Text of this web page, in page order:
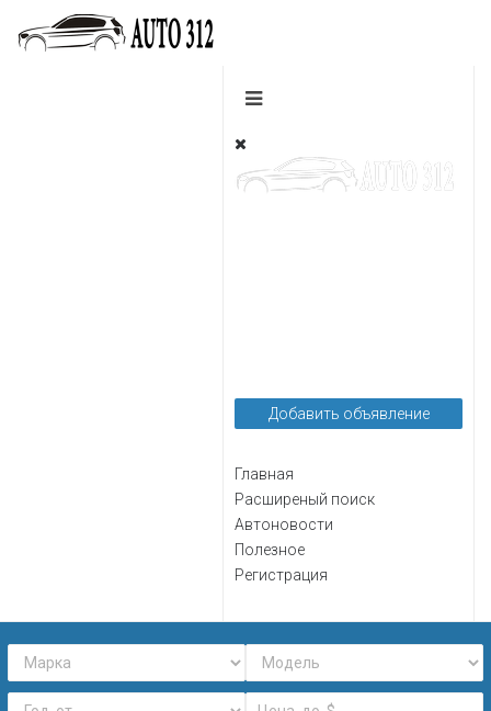
Добавить объявление
Главная
Расширеный поиск
Автоновости
Полезное
Регистрация